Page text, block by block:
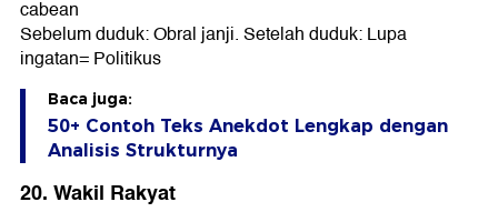
cabean
Sebelum duduk: Obral janji. Setelah duduk: Lupa
ingatan= Politikus
Baca juga:
50+ Contoh Teks Anekdot Lengkap dengan
Analisis Strukturnya
20. Wakil Rakyat